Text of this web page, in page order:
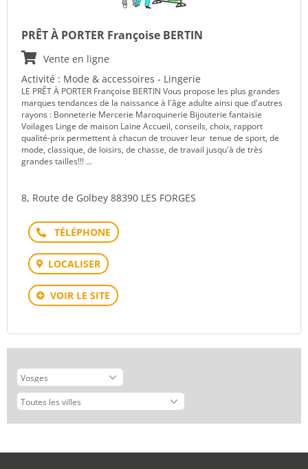
PRÊT À PORTER Françoise BERTIN
Vente en ligne
Activité : Mode & accessoires - Lingerie
LE PRÊT À PORTER Françoise BERTIN Vous propose les plus grandes
marques tendances de la naissance à l'âge adulte ainsi que d'autres
rayons : Bonneterie Mercerie Maroquinerie Bijouterie fantaisie
Voilages Linge de maison Laine Accueil, conseils, choix, rapport
qualité-prix permettent à chacun de trouver leur tenue de sport, de
mode, classique, de loisirs, de chasse, de travail jusqu'à de très
grandes tailles!!! ...
8, Route de Golbey 88390 LES FORGES
Téléphone
LOCALISER
VOIR LE SITE